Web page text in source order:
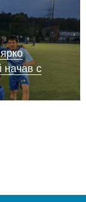
начав с